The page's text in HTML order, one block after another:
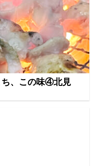
、この味④北見